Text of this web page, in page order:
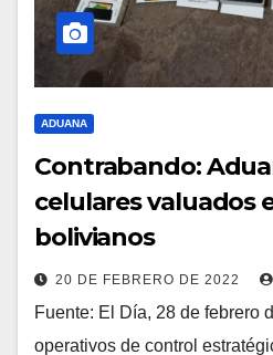
ADUANA
Contrabando:
celulares valuados
bolivianos
20 DE FEBRERO DE 2022
Fuente: El Día, 28 de febrero
operativos de control